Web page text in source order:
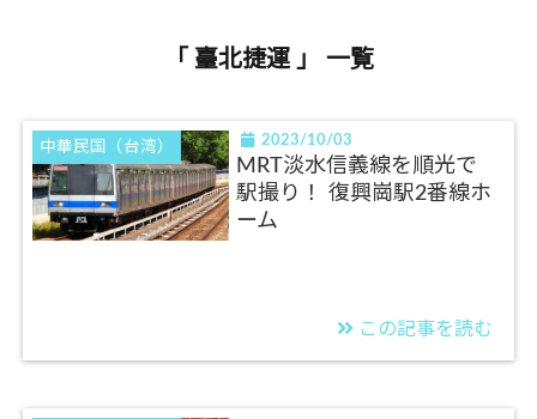
「 臺北捷運 」 一覧
中華民国（台湾） 2023/10/03
MRT淡水信義線を順光で
駅撮り！ 復興崗駅2番線ホ
ーム
この記事を読む